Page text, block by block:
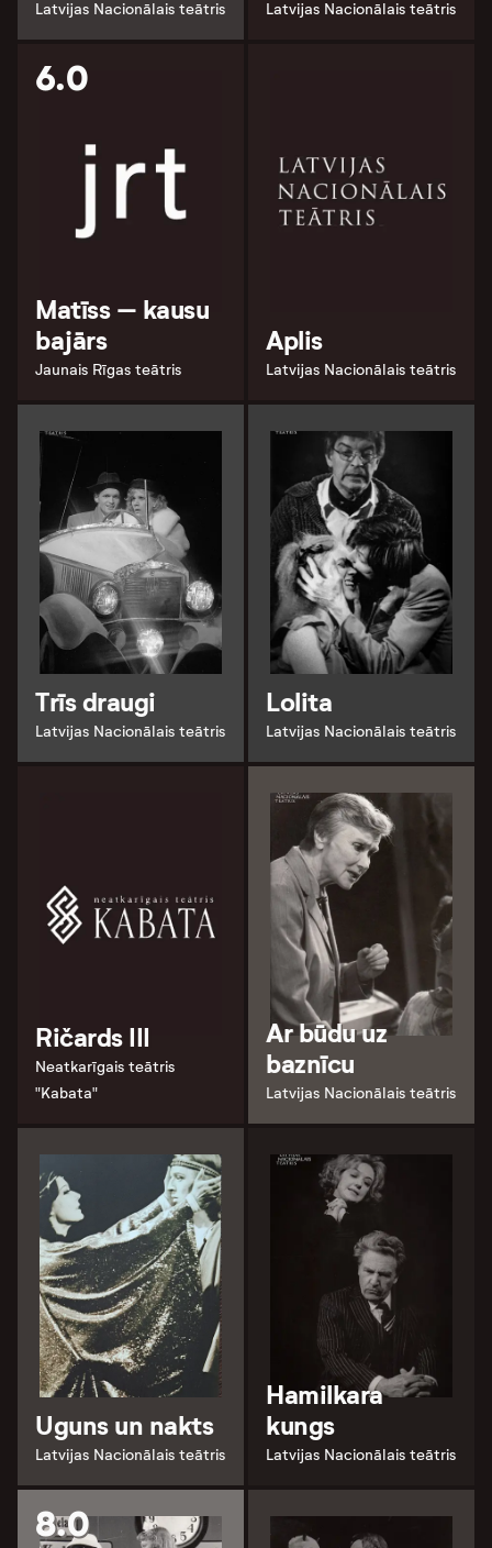
Latvijas Nacionālais teātris Latvijas Nacionālais teātris
6.0
Matīss – kausu
bajārs
Jaunais Rīgas teātris
Aplis
Latvijas Nacionālais teātris
Trīs draugi
Latvijas Nacionālais teātris
Lolita
Latvijas Nacionālais teātris
Ričards III
Neatkarīgais teātris
"Kabata"
Ar būdu uz
baznīcu
Latvijas Nacionālais teātris
Uguns un nakts
Latvijas Nacionālais teātris
Hamilkara
kungs
Latvijas Nacionālais teātris
8.0